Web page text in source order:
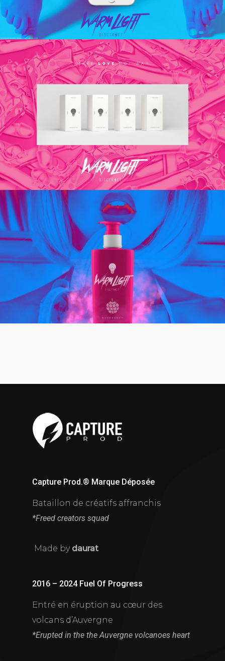
Capture Prod.® Marque Déposée
Bataillon de créatifs affranchis
*Freed creators squad
Made by daurat
2016 – 2024 Fuel Of Progress
Entré en éruption au cœur des
volcans d’Auvergne
*Erupted in the the Auvergne volcanoes heart